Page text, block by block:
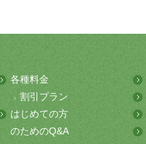
各種料金
割引プラン
はじめての方
のためのQ&A